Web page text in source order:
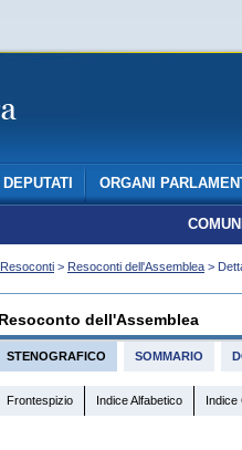
DEPUTATI ORGANI
Resoconti > Resoconti dell'Assemblea >
Resoconto dell'Assemblea
STENOGRAFICO SOMMARIO
Frontespizio Indice Alfabetico Indice